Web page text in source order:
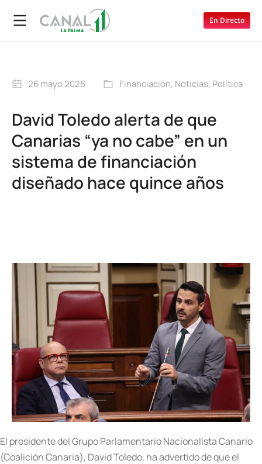
En Directo
26 mayo 2026 Financiación, Noticias, Política
David Toledo alerta de que
Canarias “ya no cabe” en un
sistema de financiación
diseñado hace quince años
El presidente del Grupo Parlamentario Nacionalista Canario
(Coalición Canaria), David Toledo, ha advertido de que el